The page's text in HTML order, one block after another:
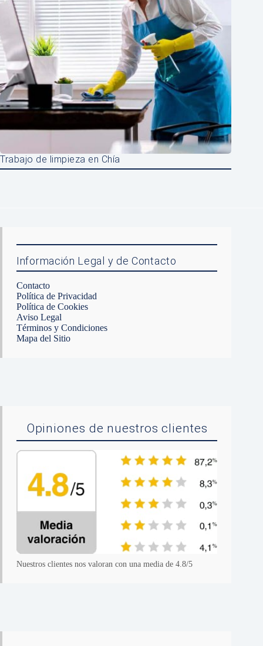
Trabajo de limpieza en Chía
Información Legal y de Contacto
Contacto
Política de Privacidad
Política de Cookies
Aviso Legal
Términos y Condiciones
Mapa del Sitio
Opiniones de nuestros clientes
Nuestros clientes nos valoran con una media de 4.8/5